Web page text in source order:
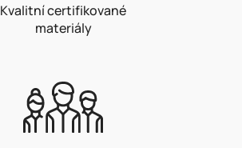
Kvalitní certifikované
materiály